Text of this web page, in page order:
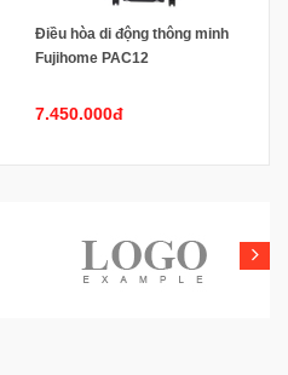
Điều hòa di động thông minh
Fujihome PAC12
7.450.000đ